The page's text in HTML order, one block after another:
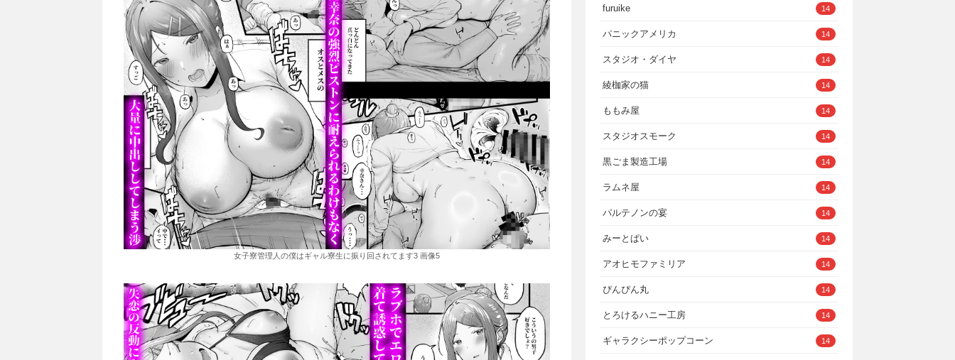
女子寮管理人の僕はギャル寮生に振り回されてます3 画像5
furuike 14
パニックアメリカ 14
スタジオ・ダイヤ 14
綾枷家の猫 14
ももみ屋 14
スタジオスモーク 14
黒ごま製造工場 14
ラムネ屋 14
パルテノンの宴 14
みーとぱい 14
アオヒモファミリア 14
ぴんぴん丸 14
とろけるハニー工房 14
ギャラクシーポップコーン 14